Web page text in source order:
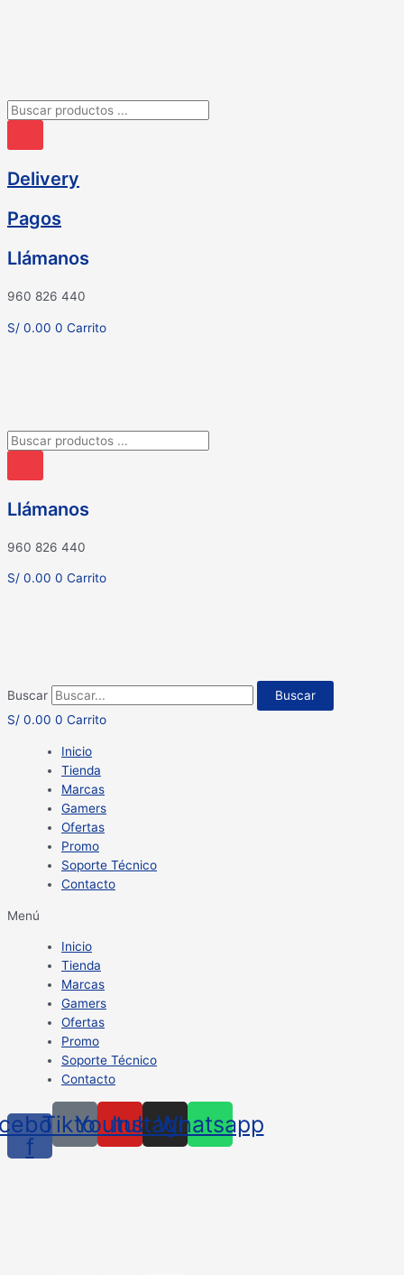
Búsqueda
productos
Delivery
Pagos
Llámanos
960 826 440
S/ 0.00 0 Carrito
Búsqueda
productos
Llámanos
960 826 440
S/ 0.00 0 Carrito
Buscar
Buscar
S/ 0.00 0 Carrito
Inicio
Tienda
Marcas
Gamers
Ofertas
Promo
Soporte Técnico
Contacto
Menú
Inicio
Tienda
Marcas
Gamers
Ofertas
Promo
Soporte Técnico
Contacto
f
TiktokYoutube
Instagram
Whatsapp